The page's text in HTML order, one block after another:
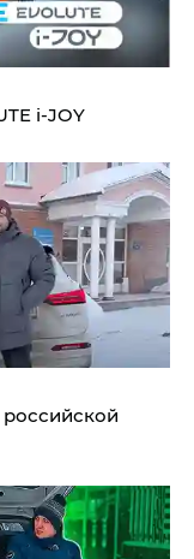
i‑JOY
российской